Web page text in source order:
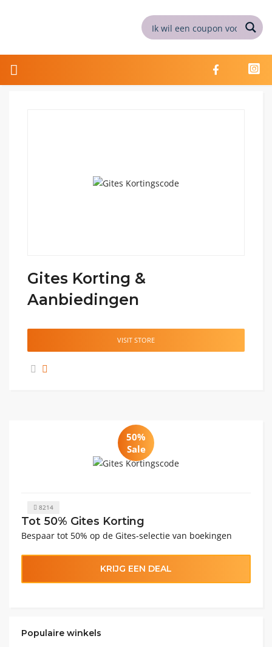
Gites Korting &
Aanbiedingen
VISIT STORE
50%
Sale
8214
Tot 50% Gites Korting
Bespaar tot 50% op de Gites-selectie van boekingen
KRIJG EEN DEAL
Populaire winkels